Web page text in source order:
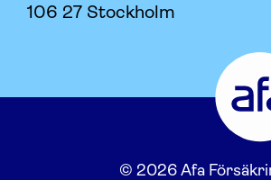
106 27 Stockholm
© 2026 Afa